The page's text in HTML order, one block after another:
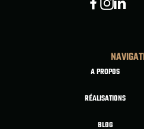
A PROPOS
RÉALISATIONS
BLOG